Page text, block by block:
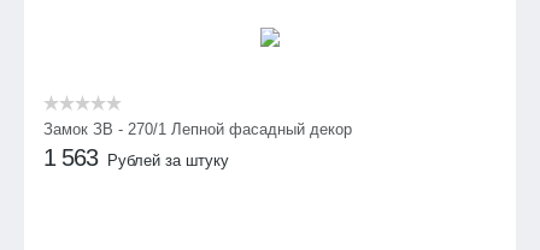
Замок ЗВ - 270/1 Лепной фасадный декор
1 563 Рублей за штуку